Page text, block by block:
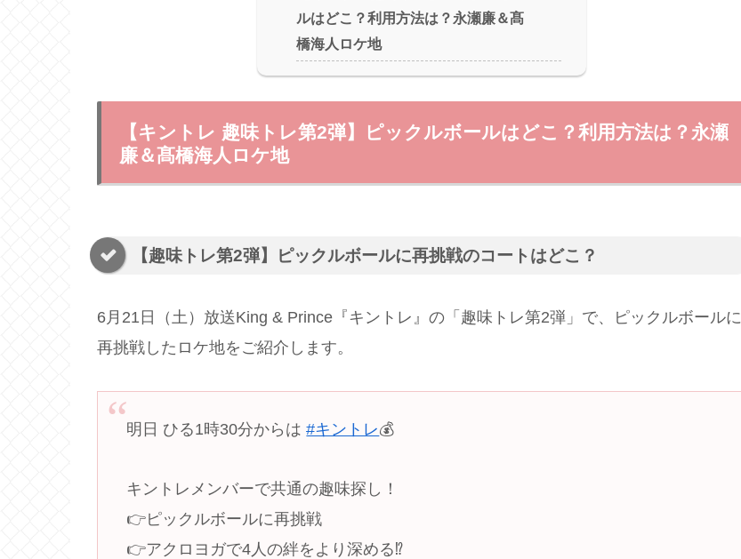
ルはどこ？利用方法は？永瀬廉＆髙
橋海人ロケ地
【キントレ 趣味トレ第2弾】ピックルボールはどこ？利用方法は？永瀬
廉＆髙橋海人ロケ地
【趣味トレ第2弾】ピックルボールに再挑戦のコートはどこ？
6月21日（土）放送King & Prince『キントレ』の「趣味トレ第2弾」で、ピックルボールに
再挑戦したロケ地をご紹介します。
明日 ひる1時30分からは#キントレ💰
キントレメンバーで共通の趣味探し！
👉ピックルボールに再挑戦
👉アクロヨガで4人の絆をより深める⁉️